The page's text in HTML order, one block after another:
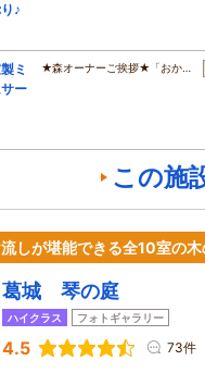
♪
ミ
ー
★森オーナーご挨拶★「おか…
この施
しが堪能できる全10室の木
葛城 琴の庭
ハイクラス フォトギャラリー
4.5 73件